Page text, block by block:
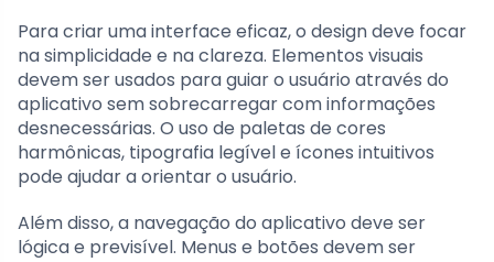
Para criar uma interface eficaz, o design deve focar
na simplicidade e na clareza. Elementos visuais
devem ser usados para guiar o usuário através do
aplicativo sem sobrecarregar com informações
desnecessárias. O uso de paletas de cores
harmônicas, tipografia legível e ícones intuitivos
pode ajudar a orientar o usuário.
Além disso, a navegação do aplicativo deve ser
lógica e previsível. Menus e botões devem ser